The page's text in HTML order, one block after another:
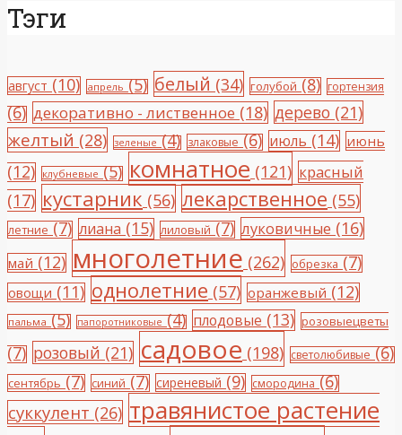
Тэги
август(10) апрель(5) белый (34) голубой(8) гортензия
(6) декоративно - лиственное (18) дерево (21)
желтый (28) зеленые(4) злаковые(6) июль (14) июнь
(12) клубневые(5) комнатное (121) красный
(17) кустарник (56) лекарственное (55)
летние(7) лиана (15) лиловый(7) луковичные (16)
май (12) многолетние (262) обрезка(7)
овощи (11) однолетние (57) оранжевый (12)
пальма(5) папоротниковые(4) плодовые (13) розовыецветы
(7) розовый (21) садовое (198) светолюбивые(6)
сентябрь(7) синий(7) сиреневый(9) смородина(6)
суккулент (26) травянистое растение